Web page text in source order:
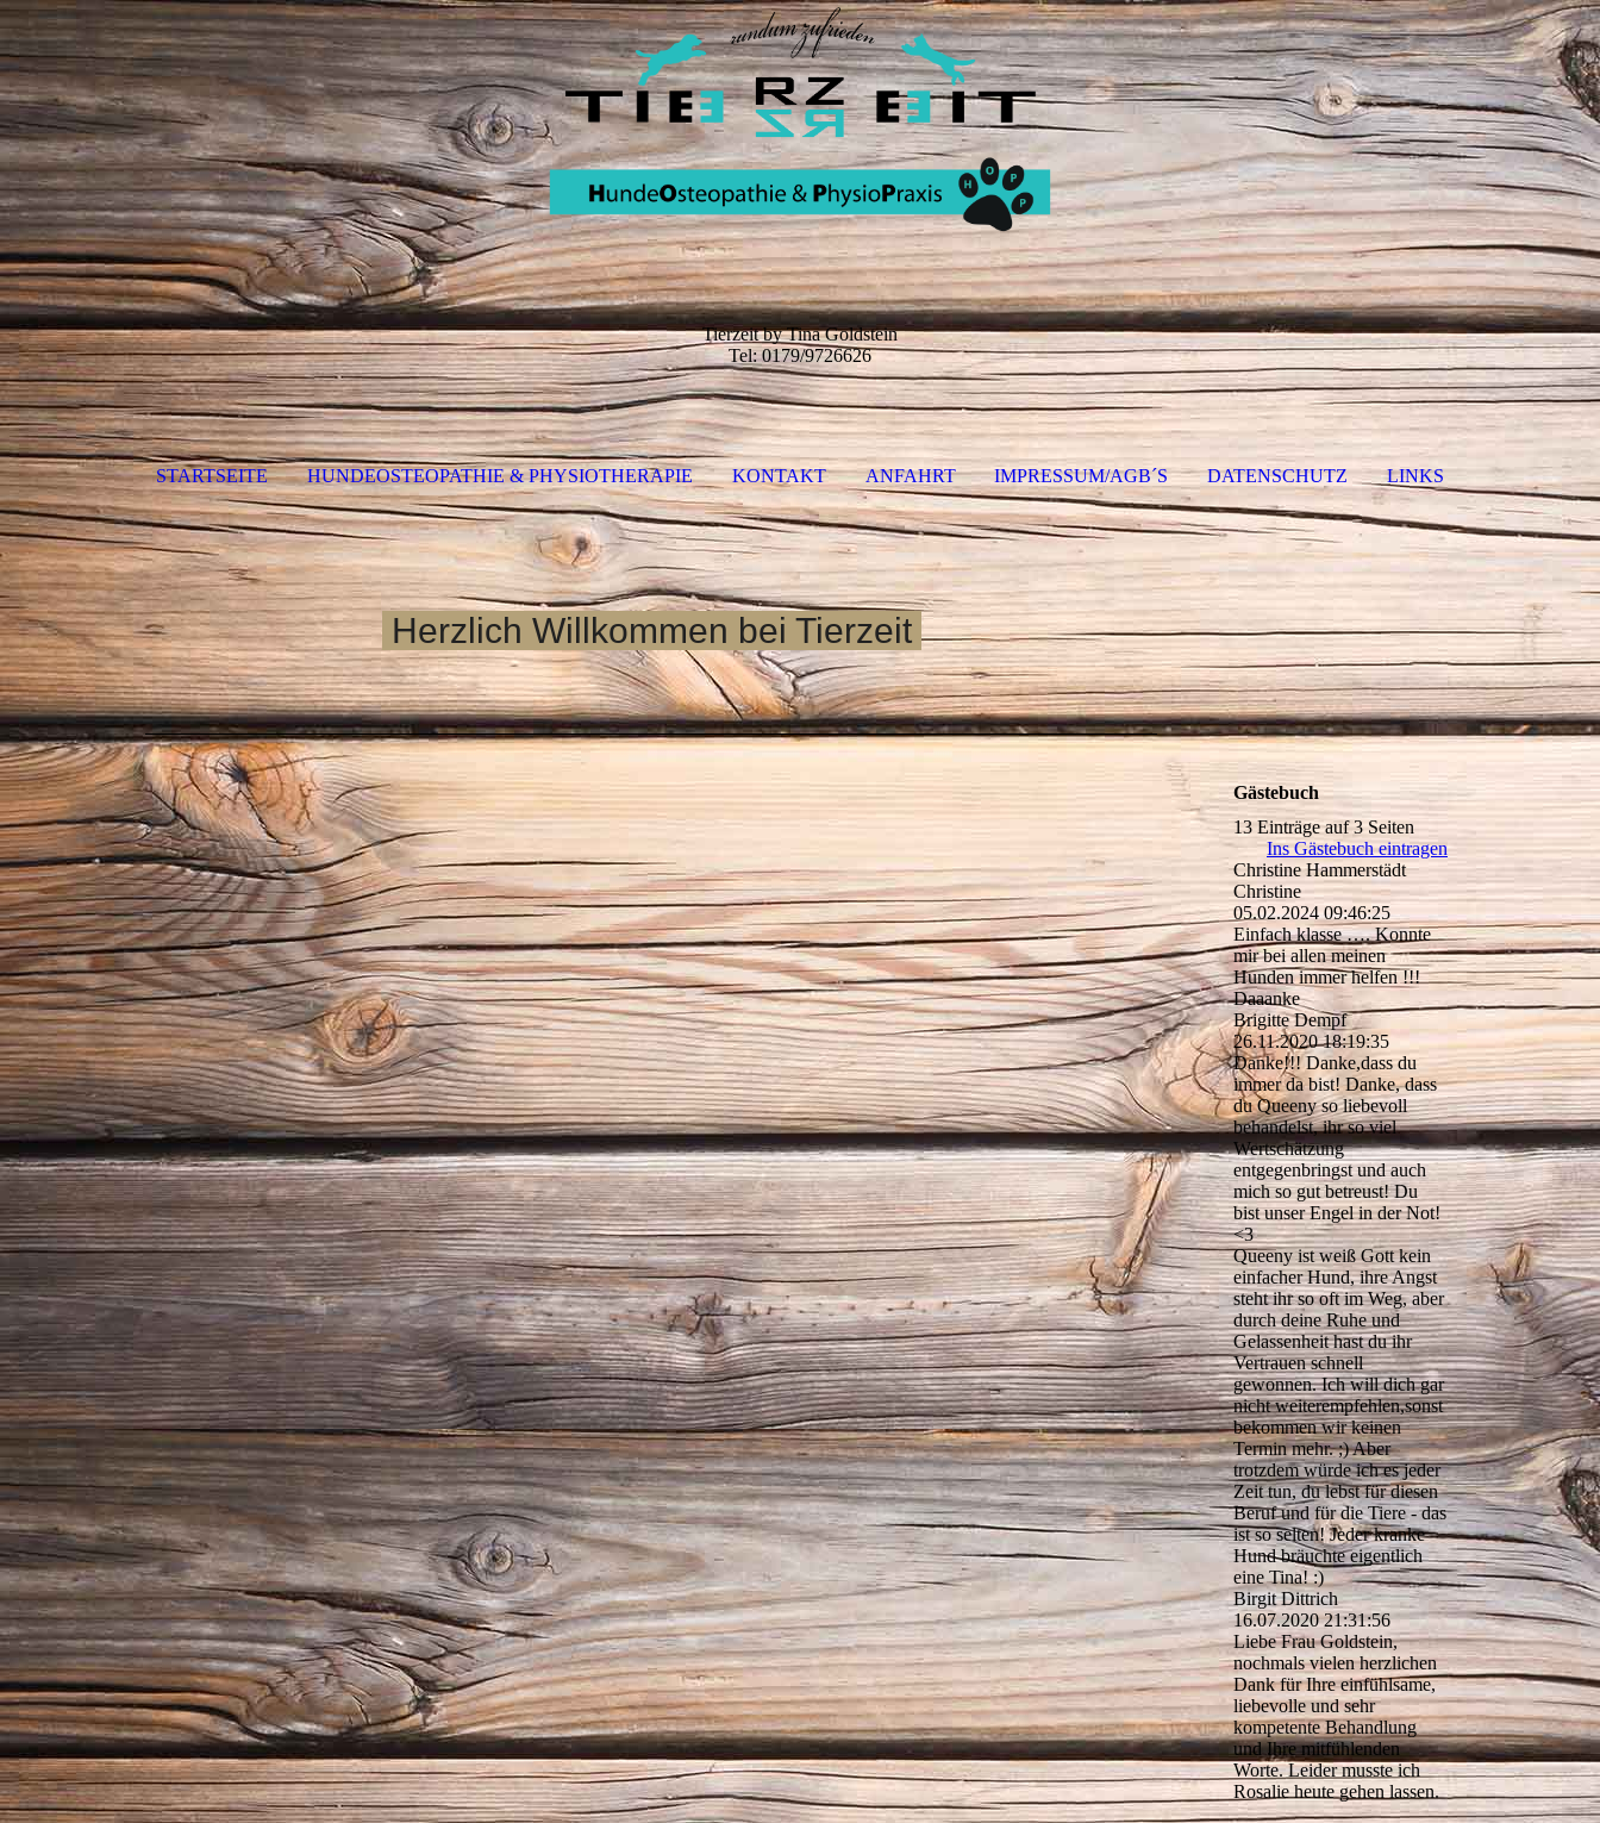
Tierzeit by Tina Goldstein
Tel: 0179/9726626
STARTSEITE HUNDEOSTEOPATHIE & PHYSIOTHERAPIE KONTAKT ANFAHRT IMPRESSUM/AGB´S DATENSCHUTZ LINKS
Herzlich Willkommen bei Tierzeit
Gästebuch
13 Einträge auf 3 Seiten
Ins Gästebuch eintragen
Christine Hammerstädt
Christine
05.02.2024 09:46:25
Einfach klasse …. Konnte
mir bei allen meinen
Hunden immer helfen !!!
Daaanke
Brigitte Dempf
26.11.2020 18:19:35
Danke!!! Danke,dass du
immer da bist! Danke, dass
du Queeny so liebevoll
behandelst, ihr so viel
Wertschätzung
entgegenbringst und auch
mich so gut betreust! Du
bist unser Engel in der Not!
<3
Queeny ist weiß Gott kein
einfacher Hund, ihre Angst
steht ihr so oft im Weg, aber
durch deine Ruhe und
Gelassenheit hast du ihr
Vertrauen schnell
gewonnen. Ich will dich gar
nicht weiterempfehlen,sonst
bekommen wir keinen
Termin mehr. ;) Aber
trotzdem würde ich es jeder
Zeit tun, du lebst für diesen
Beruf und für die Tiere - das
ist so selten! Jeder kranke
Hund bräuchte eigentlich
eine Tina! :)
Birgit Dittrich
16.07.2020 21:31:56
Liebe Frau Goldstein,
nochmals vielen herzlichen
Dank für Ihre einfühlsame,
liebevolle und sehr
kompetente Behandlung
und Ihre mitfühlenden
Worte. Leider musste ich
Rosalie heute gehen lassen.